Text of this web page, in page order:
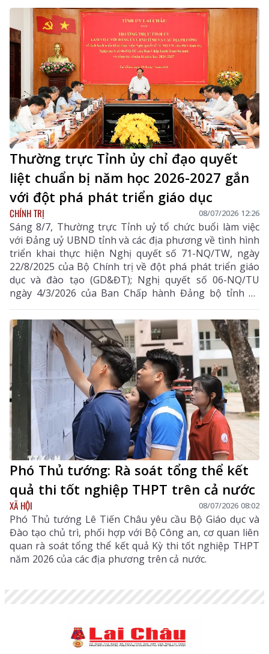
Thường trực Tỉnh ủy chỉ đạo quyết
liệt chuẩn bị năm học 2026-2027 gắn
với đột phá phát triển giáo dục
CHÍNH TRỊ 08/07/2026 12:26
Sáng 8/7, Thường trực Tỉnh uỷ tổ chức buổi làm việc
với Đảng uỷ UBND tỉnh và các địa phương về tình hình
triển khai thực hiện Nghị quyết số 71-NQ/TW, ngày
22/8/2025 của Bộ Chính trị về đột phá phát triển giáo
dục và đào tạo (GD&ĐT); Nghị quyết số 06-NQ/TU
ngày 4/3/2026 của Ban Chấp hành Đảng bộ tỉnh về
nâng cao chất lượng GD&ĐT trên địa bàn tỉnh Lai
Châu giai đoạn 2026-2030 và công tác chuẩn bị năm
học 2026-2027. Đồng chí Lê Minh Ngân - Ủy viên Ban
Chấp hành Trung ương Đảng, Bí thư Tỉnh uỷ, Chủ tịch
HĐND tỉnh chủ trì buổi làm việc.
Phó Thủ tướng: Rà soát tổng thể kết
quả thi tốt nghiệp THPT trên cả nước
XÃ HỘI 08/07/2026 08:02
Phó Thủ tướng Lê Tiến Châu yêu cầu Bộ Giáo dục và
Đào tạo chủ trì, phối hợp với Bộ Công an, cơ quan liên
quan rà soát tổng thể kết quả Kỳ thi tốt nghiệp THPT
năm 2026 của các địa phương trên cả nước.